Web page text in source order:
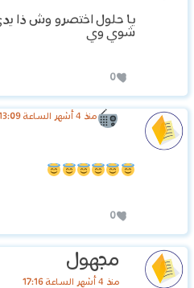
يا حلول اختصرو وش ذا
شوي وي
0
منذ 4 أشهر الساعة 13:09
0
مجهول
منذ 4 أشهر الساعة 17:16